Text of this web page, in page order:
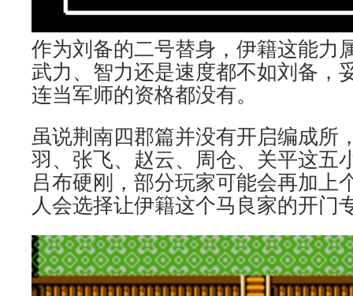
作为刘备的二号替身，伊籍这能力
武力、智力还是速度都不如刘备，
连当军师的资格都没有。
虽说荆南四郡篇并没有开启编成所
羽、张飞、赵云、周仓、关平这五
吕布硬刚，部分玩家可能会再加上
人会选择让伊籍这个马良家的开门